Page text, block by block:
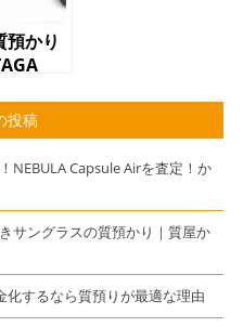
預かり
タ）コ
ス ネ
ント
投稿
NEBULA Capsule Airを査定！か
サングラスの質預かり｜質屋か
化するなら質預りが最適な理由